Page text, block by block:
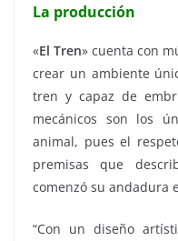
La producción
«El Tren» cuenta con
crear un ambiente
tren y capaz de
mecánicos son los
animal, pues el
premisas que
comenzó su andadura
“Con un diseño